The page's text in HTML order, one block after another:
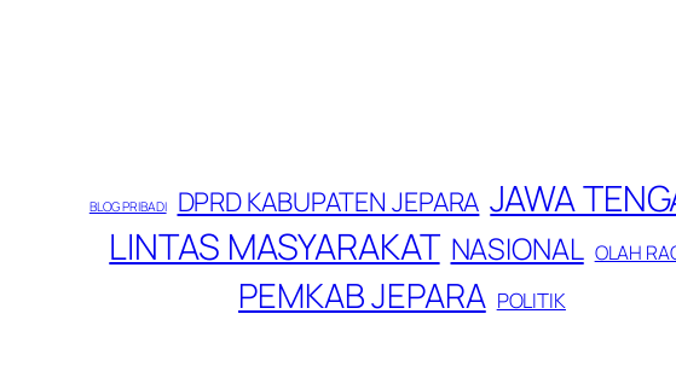
BLOG PRIBADI DPRD KABUPATEN JEPARA JAWA
LINTAS MASYARAKAT NASIONAL OLAH
PEMKAB JEPARA POLITIK